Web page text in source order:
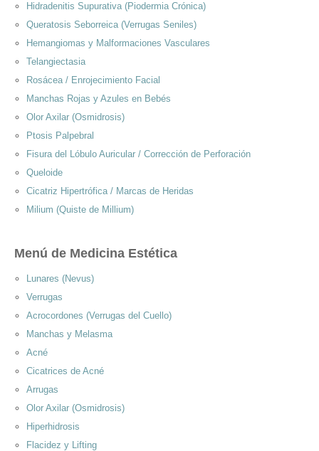
Hidradenitis Supurativa (Piodermia Crónica)
Queratosis Seborreica (Verrugas Seniles)
Hemangiomas y Malformaciones Vasculares
Telangiectasia
Rosácea / Enrojecimiento Facial
Manchas Rojas y Azules en Bebés
Olor Axilar (Osmidrosis)
Ptosis Palpebral
Fisura del Lóbulo Auricular / Corrección de Perforación
Queloide
Cicatriz Hipertrófica / Marcas de Heridas
Milium (Quiste de Millium)
Menú de Medicina Estética
Lunares (Nevus)
Verrugas
Acrocordones (Verrugas del Cuello)
Manchas y Melasma
Acné
Cicatrices de Acné
Arrugas
Olor Axilar (Osmidrosis)
Hiperhidrosis
Flacidez y Lifting